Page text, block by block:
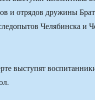
и отрядов дружины
Челябинска и
выступят